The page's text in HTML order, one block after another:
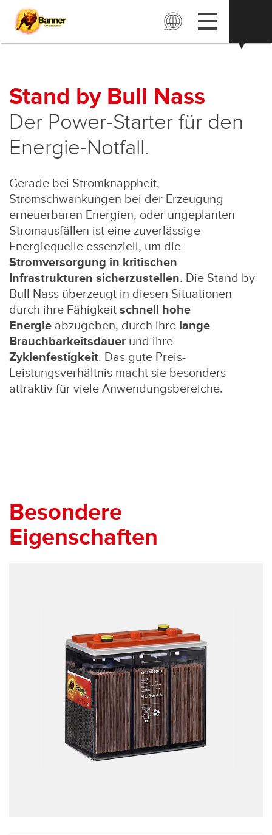
Stand by Bull Nass
Der Power-Starter für den
Energie-Notfall.
Gerade bei Stromknappheit,
Stromschwankungen bei der Erzeugung
erneuerbaren Energien, oder ungeplanten
Stromausfällen ist eine zuverlässige
Energiequelle essenziell, um die
Stromversorgung in kritischen
Infrastrukturen sicherzustellen. Die Stand by
Bull Nass überzeugt in diesen Situationen
durch ihre Fähigkeit schnell hohe
Energie abzugeben, durch ihre lange
Brauchbarkeitsdauer und ihre
Zyklenfestigkeit. Das gute Preis-
Leistungsverhältnis macht sie besonders
attraktiv für viele Anwendungsbereiche.
Besondere
Eigenschaften